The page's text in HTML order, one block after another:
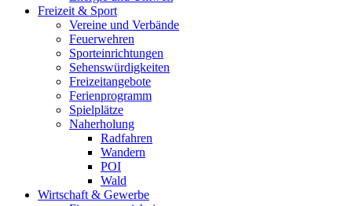
Freizeit & Sport
Vereine und Verbände
Feuerwehren
Sporteinrichtungen
Sehenswürdigkeiten
Freizeitangebote
Ferienprogramm
Spielplätze
Naherholung
Radfahren
Wandern
POI
Wald
Wirtschaft & Gewerbe